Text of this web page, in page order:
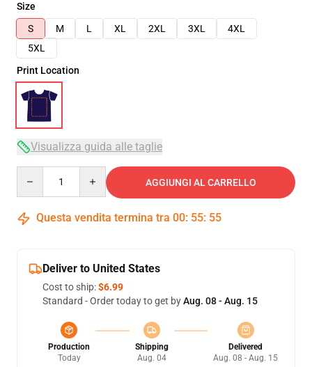
Size
S
M L XL 2XL 3XL
4XL
5XL
Print Location
Visualizza guida alle taglie
AGGIUNGI AL CARRELLO
Questa vendita termina tra 00: 55: 54
Deliver to United States
Cost to ship:$6.99
Standard - Order today to get byAug. 08 - Aug. 15
Production
Today
Shipping
Aug. 04
Delivered
Aug. 08 - Aug. 15